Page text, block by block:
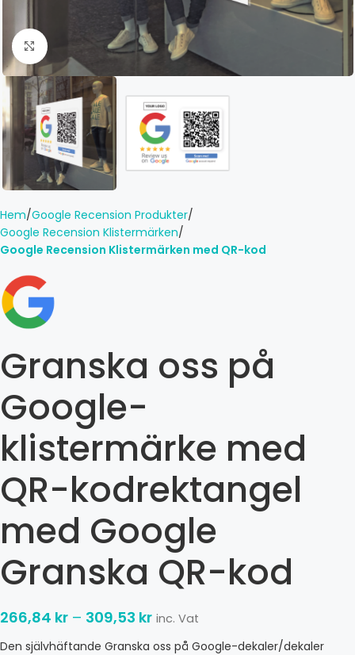
Click to enlarge
Hem Google Recension Produkter
Google Recension Klistermärken
Google Recension Klistermärken med QR-kod
Granska oss på
Google-
klistermärke med
QR-kodrektangel
med Google
Granska QR-kod
266,84 kr – 309,53 kr inc. Vat
Den självhäftande Granska oss på Google-dekaler/dekaler